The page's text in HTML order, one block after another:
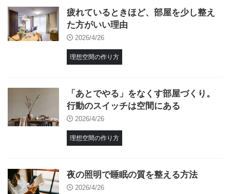
疲れているときほど、部屋を少し整え
た方がいい理由
2026/4/26
理想空間の作り方
「あとでやる」をなくす部屋づくり。
行動のスイッチは空間にある
2026/4/26
理想空間の作り方
夜の照明で睡眠の質を整える方法
2026/4/26